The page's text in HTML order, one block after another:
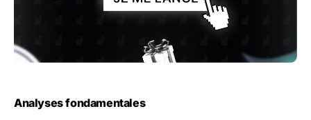
Analyses fondamentales